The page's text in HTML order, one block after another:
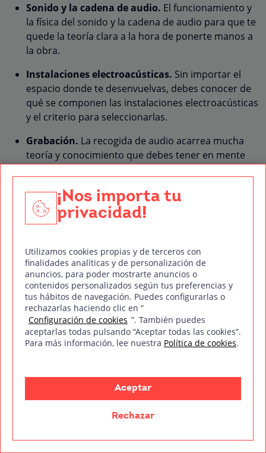
Sonido y la cadena de audio. El funcionamiento y
la física del sonido y la cadena de audio para que te
quede la teoría clara a la hora de ponerte manos a
la obra.
Instalaciones electroacústicas. Sin importar el
espacio donde te desenvuelvas, debes conocer de
qué se componen las instalaciones electroacústicas
y el criterio para seleccionarlas.
Grabación. La recogida de audio acarrea mucha
teoría y conocimiento que debes tener en mente
Edición de audio.Tan importante como la recogida
de audio es su edición y tratamiento, para que la
Postproducción de audio y sonido en
directo. Una rama en la que podrías especializarte
en Técnico de Sonido es el tratamiento y la
sonoridad en vivo.
Producción musical.Sin duda, es una disciplina
que es la que lanza los grandes éxitos y hace que se
Sonorización de espectáculos y
vivo… Los espectáculos en directo necesitan de una
fila se escuche claramente lo que está sucediendo.
¡Nos importa tu
privacidad!
Utilizamos cookies propias y de terceros con
finalidades analíticas y de personalización de
anuncios, para poder mostrarte anuncios o
contenidos personalizados según tus preferencias y
tus hábitos de navegación. Puedes configurarlas o
rechazarlas haciendo clic en “
Configuración de cookies ”. También puedes
aceptarlas todas pulsando “Aceptar todas las cookies”.
Para más información, lee nuestra Política de cookies.
Aceptar
Rechazar